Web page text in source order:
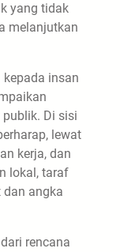
yang tidak
melanjutkan
insan
Di sisi
lewat
kerja, dan
lokal, taraf
angka
rencana